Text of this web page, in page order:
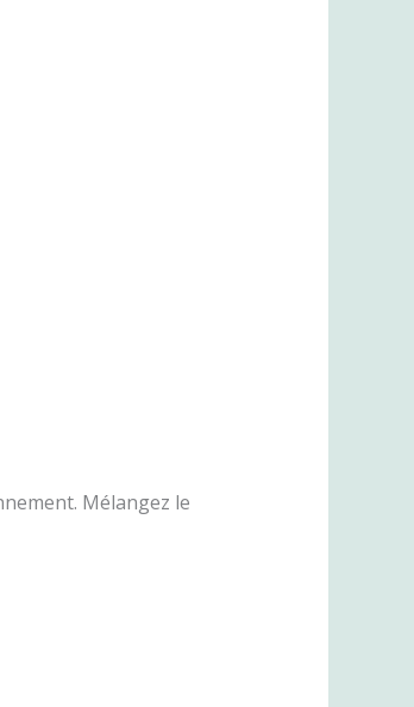
Mélangez le